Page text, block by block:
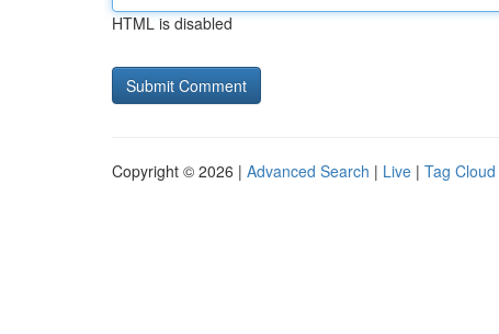
HTML is disabled
Copyright © 2026 | Advanced Search | Live | Tag Cloud